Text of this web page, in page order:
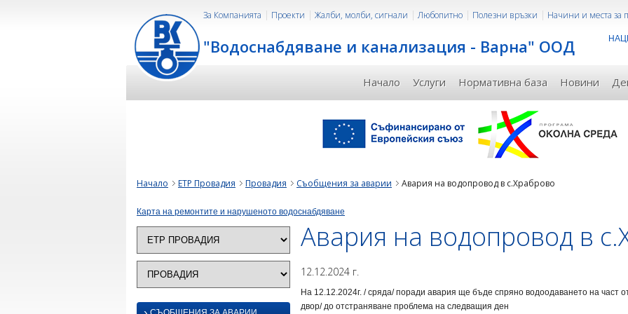
"Водоснабдяване и канализация - Варна" ООД
За Компанията Проекти Жалби, молби, сигнали Любопитно Полезни връзки Начини и места за
Начало Услуги Нормативна база Новини
Начало ЕТР Провадия Провадия Съобщения за аварии Авария на водопровод в с.Храброво
Карта на ремонтите и нарушеното водоснабдяване
Авария на водопровод в
12.12.2024 г.
На 12.12.2024г. / сряда/ поради авария ще бъде спряно водоодаването на част
двор/ до отстраняване проблема на следващия ден